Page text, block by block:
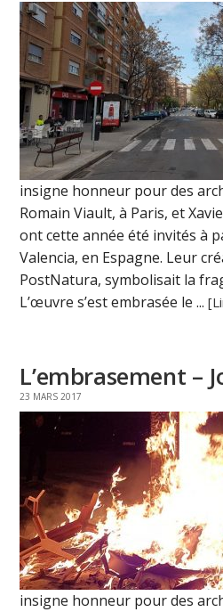
insigne honneur pour des
Romain Viault, à Paris, et
ont cette année été invités à
Valencia, en Espagne. Leur
PostNatura, symbolisait la
L’œuvre s’est embrasée le ...
L’embrasement –
23 MARS 2017
insigne honneur pour des